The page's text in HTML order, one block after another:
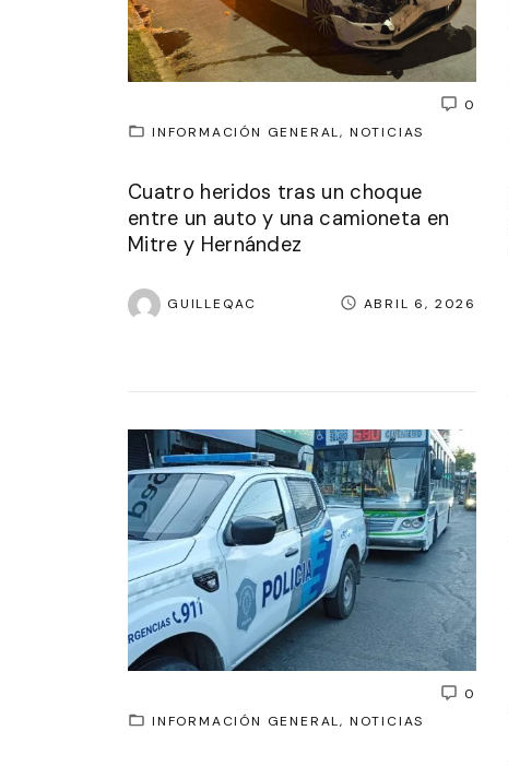
0
INFORMACIÓN GENERAL NOTICIAS
Cuatro heridos tras un choque
entre un auto y una camioneta en
Mitre y Hernández
GUILLEQAC ABRIL 6, 2026
0
INFORMACIÓN GENERAL NOTICIAS